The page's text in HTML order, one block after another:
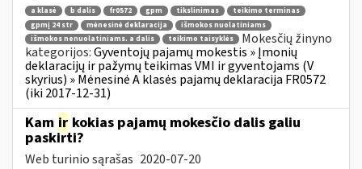
a klasė b dalis fr0572 gpm tikslinimas
teikimo terminas
gpmį 24 str
mėnesinė deklaracija
išmokos nuolatiniams
išmokos nenuolatiniams. a dalis
teikimo taisyklės
Mokesčių žinyno
kategorijos:Gyventojų pajamų mokestis » Įmonių
deklaracijų ir pažymų teikimas VMI ir gyventojams (V
skyrius) » Mėnesinė A klasės pajamų deklaracija FR0572
(iki 2017-12-31)
Kam ir kokias pajamų mokesčio dalis galiu
paskirti?
Web turinio sąrašas 2020-07-20